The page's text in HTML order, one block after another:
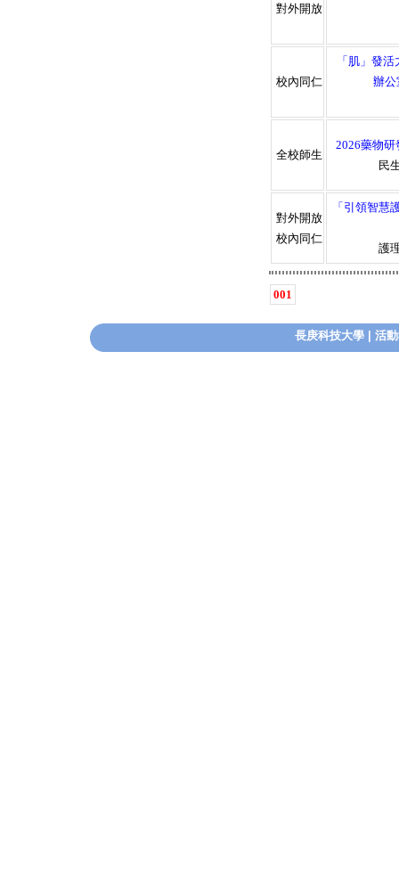
對外開放
校內同仁
「肌」發
辦公
全校師生
2026藥物
民
對外開放
校內同仁
「引領智慧
護
001
長庚科技大學| 活